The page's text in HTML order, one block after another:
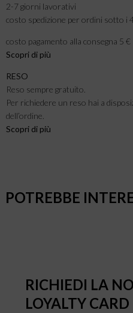
2-7 giorni lavorativi
costo spedizione per ordini sotto i
costo pagamento alla consegna 5 €
Scopri di più
RESO
Reso sempre gratuito.
Per richiedere un reso hai a
dell’ordine.
Scopri di più
POTREBBE
RICHIEDI LA
LOYALTY CARD